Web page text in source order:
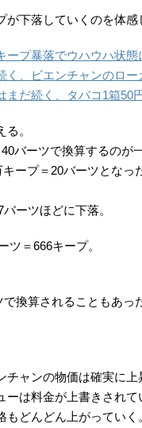
下落していくのを体感
ープ暴落でウハウハ状態
く、ビエンチャンのロ
まだ続く、タバコ1箱50
。
バーツで換算するのが
ープ＝20バーツとなっ
ーツほどに下落。
ツ＝666キープ。
換算されることもあっ
ャンの物価は確実に上
は料金が上書きされて
どんどん上がっていく